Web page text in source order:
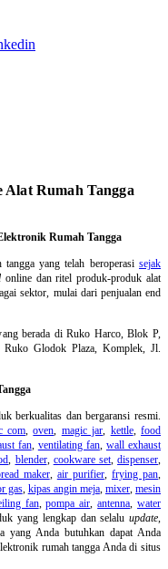
Alat Rumah Tangga
Rumah Tangga
tanggayang telah beroperasisejak
online dan ritel produk-produk alat
sektor, mulai dari penjualan end
berada di Ruko Harco, Blok P,
Glodok Plaza, Komplek, Jl.
berkualitas dan bergaransi resmi.
com,oven, magic jar, kettle,food
fan, ventilating fan, wall exhaust
, blender, cookware set,dispenser,
maker, air purifier, frying pan,
gas, kipas angin meja, mixer,mesin
fan,pompa air,antenna,water
yang lengkap dan selalu update,
yang Anda butuhkan dapat Anda
rumah tangga Anda di situs